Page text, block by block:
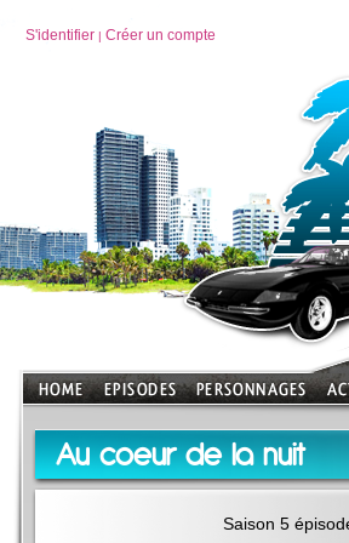
S'identifier | Créer un compte
Au coeur de la nuit
Saison 5